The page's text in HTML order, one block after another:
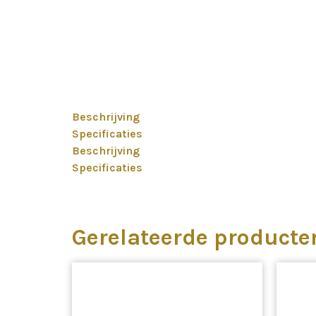
Beschrijving
Specificaties
Beschrijving
Specificaties
Gerelateerde